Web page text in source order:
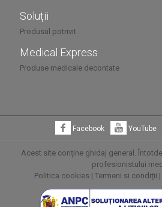
Soluții
Produsul potrivit
Medical Express
Produse medicale decontate
Facebook YouTube
Acest site conține ghidaj general.
profesionistului
Politica cookies | Termeni si condiții |